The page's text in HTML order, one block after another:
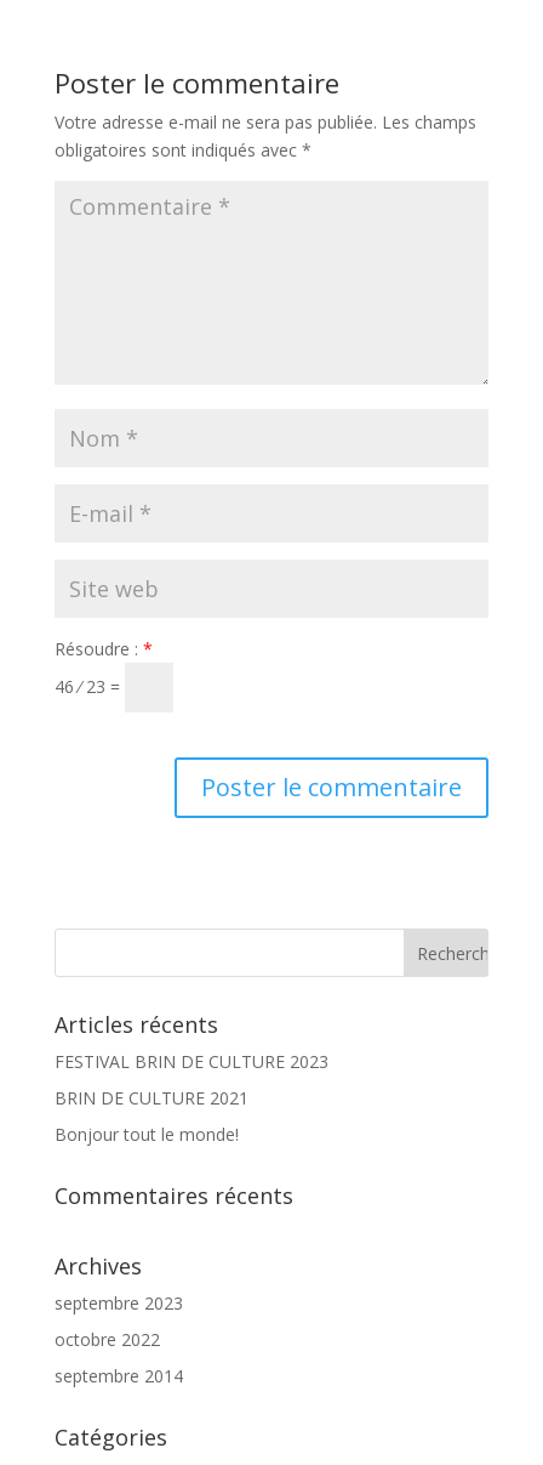
Poster le commentaire
Votre adresse e-mail ne sera pas publiée. Les champs
obligatoires sont indiqués avec *
Résoudre : *
46 ⁄ 23 =
Articles récents
FESTIVAL BRIN DE CULTURE 2023
BRIN DE CULTURE 2021
Bonjour tout le monde!
Commentaires récents
Archives
septembre 2023
octobre 2022
septembre 2014
Catégories